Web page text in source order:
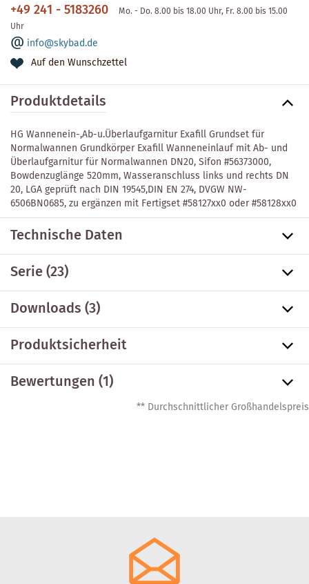
+49 241 - 5183260
Mo. - Do. 8.00 bis 18.00 Uhr, Fr. 8.00 bis 15.00
Uhr
info@skybad.de
Auf den Wunschzettel
Produktdetails
HG Wannenein-,Ab-u.Überlaufgarnitur Exafill Grundset für
Normalwannen Grundkörper Exafill Wanneneinlauf mit Ab- und
Überlaufgarnitur für Normalwannen DN20, Sifon #56373000,
Bowdenzuglänge 520mm, Wasseranschluss links und rechts DN
20, LGA geprüft nach DIN 19545,DIN EN 274, DVGW NW-
6506BN0685, zu ergänzen mit Fertigset #58127xx0 oder #58128xx0
Technische Daten
Serie(23)
Downloads (3)
Produktsicherheit
Bewertungen (1)
** Durchschnittlicher Großhandelspreis